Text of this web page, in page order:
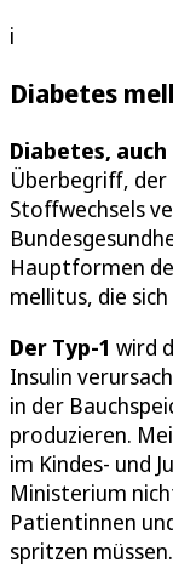
i
Diabetes
Diabetes,
Überbegriff, der
Stoffwechsels
Hauptformen
mellitus, die
Der Typ-1 wird
Insulin
in der
produzieren.
im Kindes- und
Ministerium
Patientinnen
spritzen müssen.